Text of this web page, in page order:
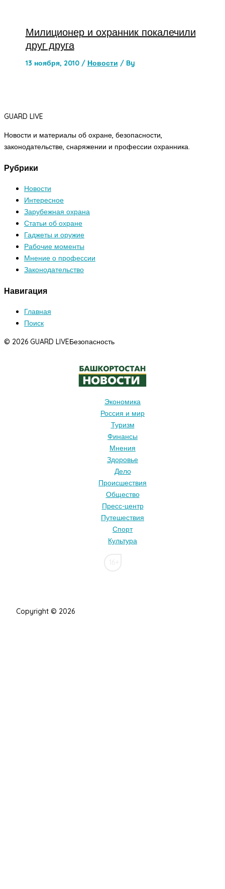
Милиционер и охранник покалечили
друг друга
13 ноября, 2010 / Новости / By
GUARD LIVE
Новости и материалы об охране, безопасности,
законодательстве, снаряжении и профессии охранника.
Рубрики
Новости
Интересное
Зарубежная охрана
Статьи об охране
Гаджеты и оружие
Рабочие моменты
Мнение о профессии
Законодательство
Навигация
Главная
Поиск
© 2026 GUARD LIVEБезопасность
Экономика
Россия и мир
Туризм
Финансы
Мнения
Здоровье
Дело
Происшествия
Общество
Пресс-центр
Путешествия
Спорт
Культура
Copyright © 2026